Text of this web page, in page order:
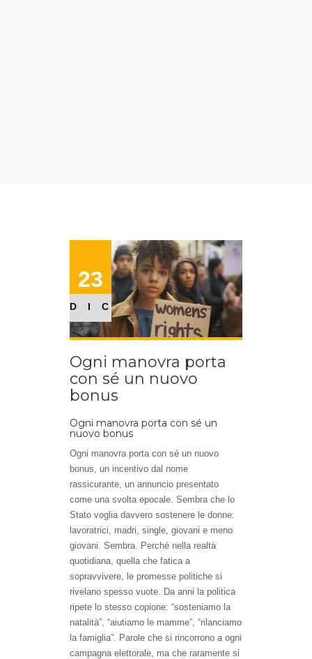
23
DIC
Ogni manovra porta
con sé un nuovo
bonus
Ogni manovra porta con sé un
nuovo bonus
Ogni manovra porta con sé un nuovo
bonus, un incentivo dal nome
rassicurante, un annuncio presentato
come una svolta epocale. Sembra che lo
Stato voglia davvero sostenere le donne:
lavoratrici, madri, single, giovani e meno
giovani. Sembra. Perché nella realtà
quotidiana, quella che fatica a
sopravvivere, le promesse politiche si
rivelano spesso vuote. Da anni la politica
ripete lo stesso copione: “sosteniamo la
natalità”, “aiutiamo le mamme”, “rilanciamo
la famiglia”. Parole che si rincorrono a ogni
campagna elettorale, ma che raramente si